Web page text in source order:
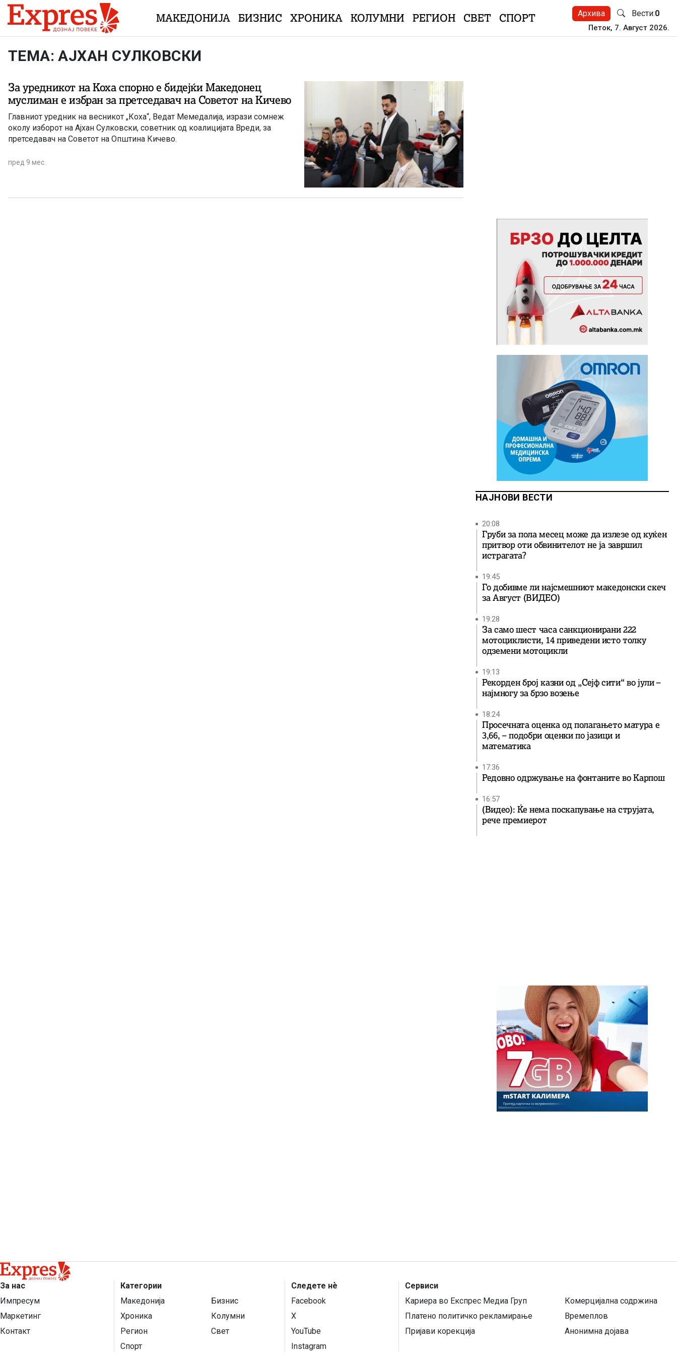
Skip to content
МАКЕДОНИЈА БИЗНИС ХРОНИКА КОЛУМНИ РЕГИОН СВЕТ СПОРТ Архива Вести:0
Петок, 7. Август 2026.
ТЕМА: АЈХАН СУЛКОВСКИ
За уредникот на Коха спорно е бидејќи Македонец
муслиман е избран за претседавач на Советот на Кичево
Главниот уредник на весникот „Коха“, Ведат Мемедалија, изрази сомнеж
околу изборот на Ајхан Сулковски, советник од коалицијата Вреди, за
претседавач на Советот на Општина Кичево.
пред 9 мес.
НАЈНОВИ ВЕСТИ
20:08
Груби за пола месец може да излезе од куќен
притвор оти обвинителот не ја завршил
истрагата?
19:45
Го добивме ли најсмешниот македонски скеч
за Август (ВИДЕО)
19:28
За само шест часа санкционирани 222
мотоциклисти, 14 приведени исто толку
одземени мотоцикли
19:13
Рекорден број казни од „Сејф сити“ во јули –
најмногу за брзо возење
18:24
Просечната оценка од полагањето матура е
3,66, – подобри оценки по јазици и
математика
17:36
Редовно одржување на фонтаните во Карпош
16:57
(Видео): Ќе нема поскапување на струјата,
рече премиерот
За нас
Импресум
Маркетинг
Контакт
Категории
Македонија
Бизнис
Хроника
Колумни
Регион
Свет
Спорт
Следете нѐ
Facebook
X
YouTube
Instagram
Сервиси
Кариера во Експрес Медиа Груп
Комерцијална содржина
Платено политичко рекламирање
Времеплов
Пријави корекција
Анонимна дојава